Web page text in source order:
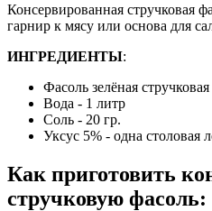
Консервированная стручковая
гарнир к мясу или основа для
ИНГРЕДИЕНТЫ:
Фасоль зелёная стручковая
Вода - 1 литр
Соль - 20 гр.
Уксус 5% - одна столовая
Как приготовить
стручковую фасоль: